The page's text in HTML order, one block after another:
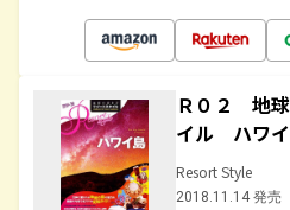
Ｒ０２ 地
イル ハワ
Resort Style
2018.11.14 発売